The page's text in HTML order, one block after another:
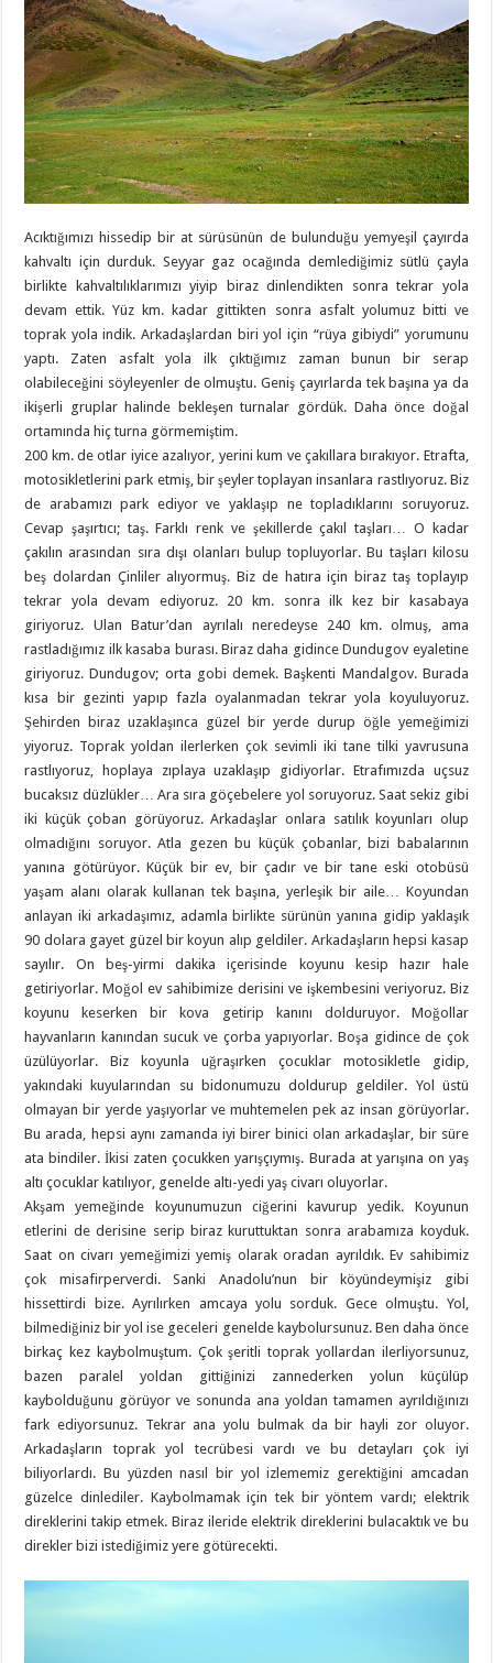
Acıktığımızı hissedip bir at sürüsünün de bulunduğu yemyeşil çayırda
kahvaltı için durduk. Seyyar gaz ocağında demlediğimiz sütlü çayla
birlikte kahvaltılıklarımızı yiyip biraz dinlendikten sonra tekrar yola
devam ettik. Yüz km. kadar gittikten sonra asfalt yolumuz bitti ve
toprak yola indik. Arkadaşlardan biri yol için “rüya gibiydi” yorumunu
yaptı. Zaten asfalt yola ilk çıktığımız zaman bunun bir serap
olabileceğini söyleyenler de olmuştu. Geniş çayırlarda tek başına ya da
ikişerli gruplar halinde bekleşen turnalar gördük. Daha önce doğal
ortamında hiç turna görmemiştim.
200 km. de otlar iyice azalıyor, yerini kum ve çakıllara bırakıyor. Etrafta,
motosikletlerini park etmiş, bir şeyler toplayan insanlara rastlıyoruz. Biz
de arabamızı park ediyor ve yaklaşıp ne topladıklarını soruyoruz.
Cevap şaşırtıcı; taş. Farklı renk ve şekillerde çakıl taşları… O kadar
çakılın arasından sıra dışı olanları bulup topluyorlar. Bu taşları kilosu
beş dolardan Çinliler alıyormuş. Biz de hatıra için biraz taş toplayıp
tekrar yola devam ediyoruz. 20 km. sonra ilk kez bir kasabaya
giriyoruz. Ulan Batur’dan ayrılalı neredeyse 240 km. olmuş, ama
rastladığımız ilk kasaba burası. Biraz daha gidince Dundugov eyaletine
giriyoruz. Dundugov; orta gobi demek. Başkenti Mandalgov. Burada
kısa bir gezinti yapıp fazla oyalanmadan tekrar yola koyuluyoruz.
Şehirden biraz uzaklaşınca güzel bir yerde durup öğle yemeğimizi
yiyoruz. Toprak yoldan ilerlerken çok sevimli iki tane tilki yavrusuna
rastlıyoruz, hoplaya zıplaya uzaklaşıp gidiyorlar. Etrafımızda uçsuz
bucaksız düzlükler… Ara sıra göçebelere yol soruyoruz. Saat sekiz gibi
iki küçük çoban görüyoruz. Arkadaşlar onlara satılık koyunları olup
olmadığını soruyor. Atla gezen bu küçük çobanlar, bizi babalarının
yanına götürüyor. Küçük bir ev, bir çadır ve bir tane eski otobüsü
yaşam alanı olarak kullanan tek başına, yerleşik bir aile… Koyundan
anlayan iki arkadaşımız, adamla birlikte sürünün yanına gidip yaklaşık
90 dolara gayet güzel bir koyun alıp geldiler. Arkadaşların hepsi kasap
sayılır. On beş-yirmi dakika içerisinde koyunu kesip hazır hale
getiriyorlar. Moğol ev sahibimize derisini ve işkembesini veriyoruz. Biz
koyunu keserken bir kova getirip kanını dolduruyor. Moğollar
hayvanların kanından sucuk ve çorba yapıyorlar. Boşa gidince de çok
üzülüyorlar. Biz koyunla uğraşırken çocuklar motosikletle gidip,
yakındaki kuyularından su bidonumuzu doldurup geldiler. Yol üstü
olmayan bir yerde yaşıyorlar ve muhtemelen pek az insan görüyorlar.
Bu arada, hepsi aynı zamanda iyi birer binici olan arkadaşlar, bir süre
ata bindiler. İkisi zaten çocukken yarışçıymış. Burada at yarışına on yaş
altı çocuklar katılıyor, genelde altı-yedi yaş civarı oluyorlar.
Akşam yemeğinde koyunumuzun ciğerini kavurup yedik. Koyunun
etlerini de derisine serip biraz kuruttuktan sonra arabamıza koyduk.
Saat on civarı yemeğimizi yemiş olarak oradan ayrıldık. Ev sahibimiz
çok misafirperverdi. Sanki Anadolu’nun bir köyündeymişiz gibi
hissettirdi bize. Ayrılırken amcaya yolu sorduk. Gece olmuştu. Yol,
bilmediğiniz bir yol ise geceleri genelde kaybolursunuz. Ben daha önce
birkaç kez kaybolmuştum. Çok şeritli toprak yollardan ilerliyorsunuz,
bazen paralel yoldan gittiğinizi zannederken yolun küçülüp
kaybolduğunu görüyor ve sonunda ana yoldan tamamen ayrıldığınızı
fark ediyorsunuz. Tekrar ana yolu bulmak da bir hayli zor oluyor.
Arkadaşların toprak yol tecrübesi vardı ve bu detayları çok iyi
biliyorlardı. Bu yüzden nasıl bir yol izlememiz gerektiğini amcadan
güzelce dinlediler. Kaybolmamak için tek bir yöntem vardı; elektrik
direklerini takip etmek. Biraz ileride elektrik direklerini bulacaktık ve bu
direkler bizi istediğimiz yere götürecekti.